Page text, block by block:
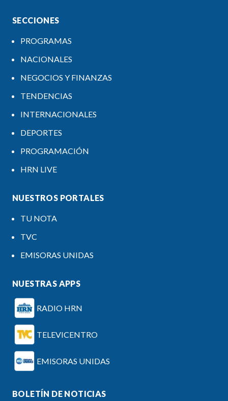
SECCIONES
PROGRAMAS
NACIONALES
NEGOCIOS Y FINANZAS
TENDENCIAS
INTERNACIONALES
DEPORTES
PROGRAMACIÓN
HRN LIVE
NUESTROS PORTALES
TU NOTA
TVC
EMISORAS UNIDAS
NUESTRAS APPS
RADIO HRN
TELEVICENTRO
EMISORAS UNIDAS
BOLETÍN DE NOTICIAS